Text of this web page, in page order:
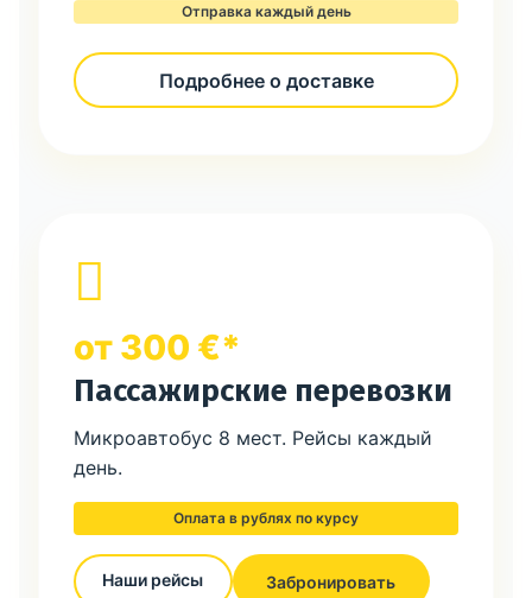
Отправка каждый день
Подробнее о доставке
от 300 €*
Пассажирские перевозки
Микроавтобус 8 мест. Рейсы каждый
день.
Оплата в рублях по курсу
Наши рейсы Забронировать